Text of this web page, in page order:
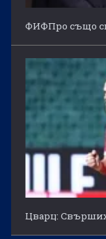
ФИФПро също
Цварц: